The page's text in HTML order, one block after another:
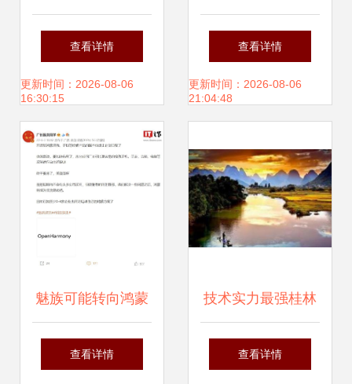
广西软件开发的新
篇章
查看详情
更新时间：2026-08-06
16:30:15
时代 广西企业发
布“混沌数据”项
新浪潮
查看详情
更新时间：2026-08-06
21:04:48
魅族可能转向鸿蒙
系统 市场风声与开
查看详情
技术实力最强桂林
APP制作公司 桂林
查看详情